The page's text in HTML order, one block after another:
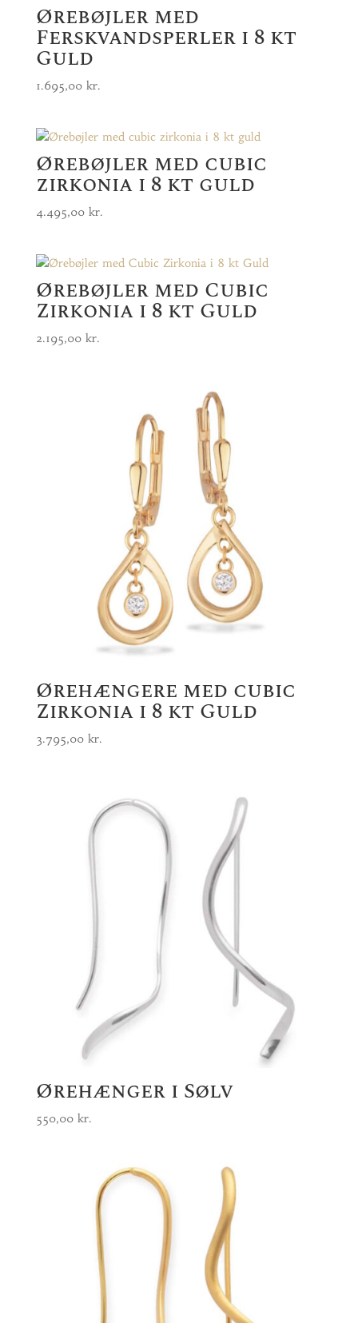
Ørebøjler med
Ferskvandsperler i 8 kt
Guld
1.695,00 kr.
Ørebøjler med cubic
zirkonia i 8 kt guld
4.495,00 kr.
Ørebøjler med Cubic
Zirkonia i 8 kt Guld
2.195,00 kr.
Ørehængere med cubic
Zirkonia i 8 kt Guld
3.795,00 kr.
Ørehænger i Sølv
550,00 kr.